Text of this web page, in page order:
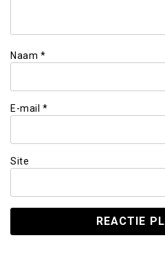
Naam *
E-mail *
Site